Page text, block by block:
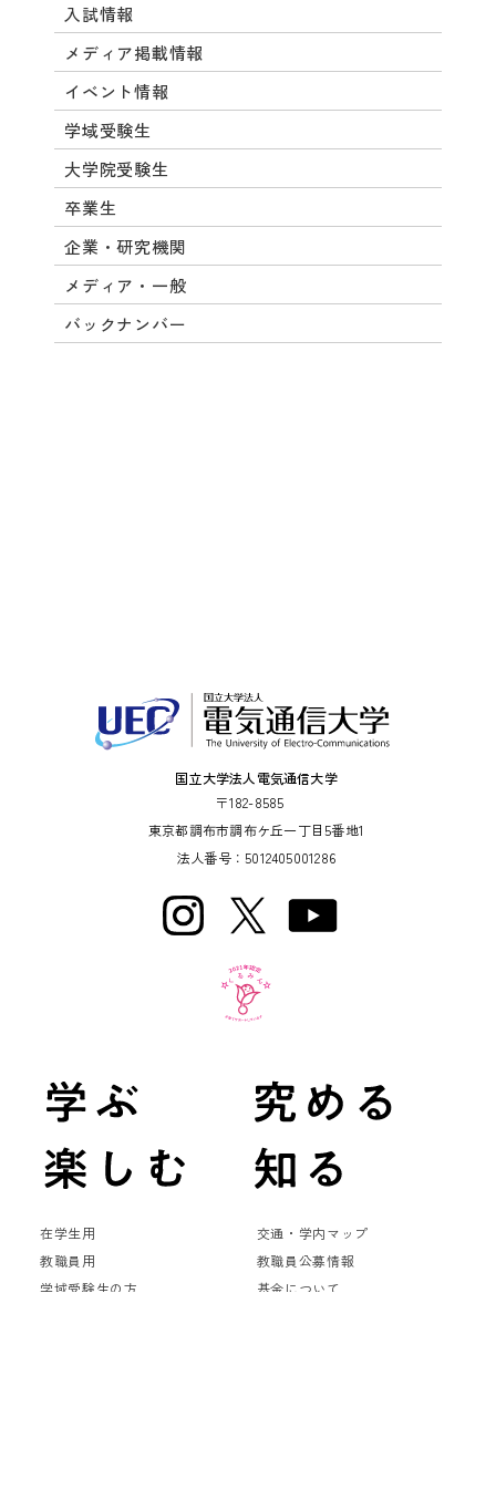
入試情報
メディア掲載情報
イベント情報
学域受験生
大学院受験生
卒業生
企業・研究機関
メディア・一般
バックナンバー
国立大学法人電気通信大学
〒182-8585
東京都調布市調布ケ丘一丁目5番地1
法人番号：5012405001286
在学生用
教職員用
学域受験生の方
交通・学内マップ
教職員公募情報
基金について